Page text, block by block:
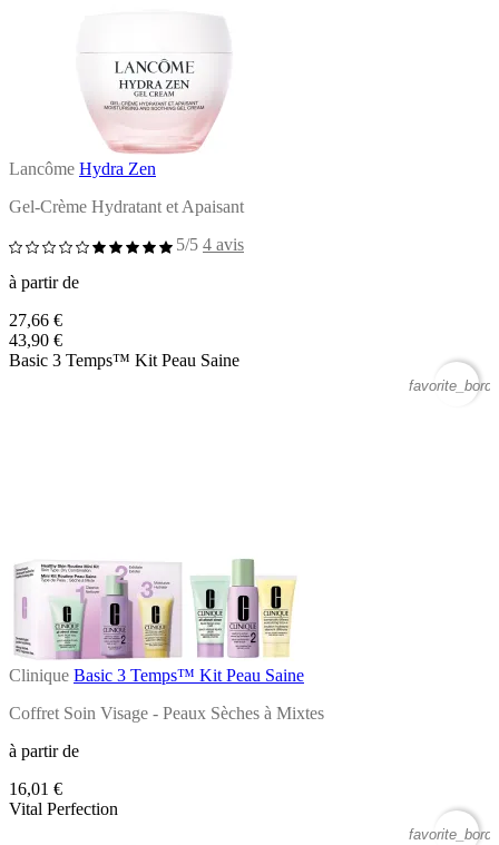
Lancôme Hydra Zen
Gel-Crème Hydratant et Apaisant
5/5 4 avis
à partir de
27,66 €
43,90 €
Basic 3 Temps™ Kit Peau Saine
Clinique Basic 3 Temps™ Kit Peau Saine
Coffret Soin Visage - Peaux Sèches à Mixtes
à partir de
16,01 €
Vital Perfection